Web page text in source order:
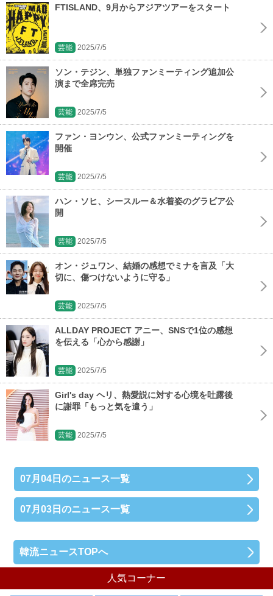
FTISLAND、9月からアジアツアーをスタート
芸能 2025/7/5
ソン・テジン、単独ファンミーティング追加公
演まで全席完売
芸能 2025/7/5
ファン・ヨンウン、公式ファンミーティングを
開催
芸能 2025/7/5
ハン・ソヒ、シースルー＆水着姿のグラビア公
開
芸能 2025/7/5
オン・ジュワン、結婚の感想でミナを言及「大
切に、傷つけないように守る」
芸能 2025/7/5
ALLDAY PROJECT アニー、SNSで1位の感想
を伝える「心から感謝」
芸能 2025/7/5
Girl's day ヘリ、熱愛説に対する心境を吐露後
に謝罪「もっと気を遣う」
芸能 2025/7/5
07月04日のニュース一覧
07月03日のニュース一覧
韓流ニュースTOPへ
人気コーナー